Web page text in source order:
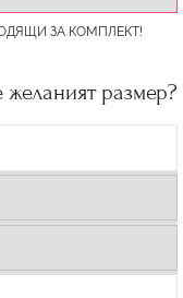
ЗА КОМПЛЕКТ!
желаният размер?